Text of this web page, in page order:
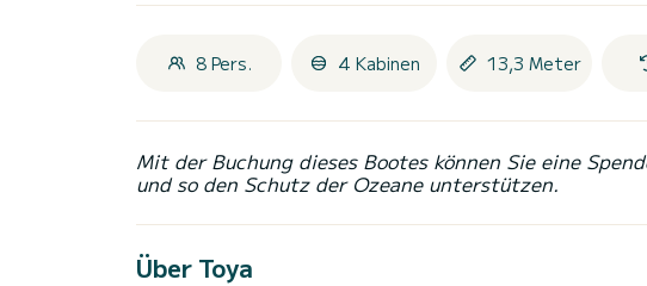
8 Pers. 4 Kabinen 13,3 Meter
Mit der Buchung dieses Bootes können Sie eine
und so den Schutz der Ozeane unterstützen.
Über Toya